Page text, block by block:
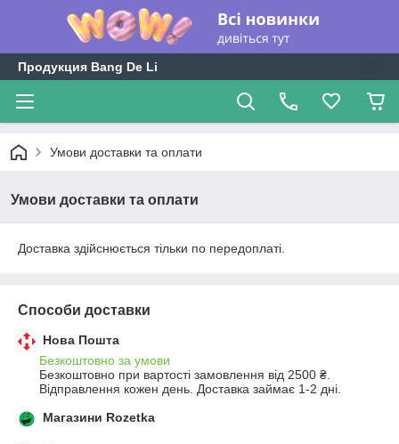
Продукция Bang De Li
Умови доставки та оплати
Умови доставки та оплати
Доставка здійснюється тільки по передоплаті.
Способи доставки
Нова Пошта
Безкоштовно за умови
Безкоштовно при вартості замовлення від 2500 ₴.
Відправлення кожен день. Доставка займає 1-2 дні.
Магазини Rozetka